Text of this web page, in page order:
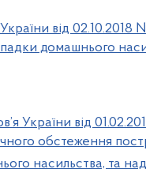
України від
домашнього
України від
обстеження
насильства, та